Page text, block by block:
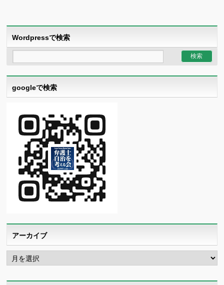
Wordpressで検索
googleで検索
アーカイブ
ア
ー
カ